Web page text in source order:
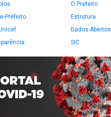
O Prefeito
Prefeito
Estrutura
Dados Abertos
SIC